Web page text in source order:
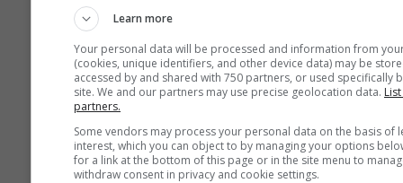
Learn more
Your personal data will be processed and information from
(cookies, unique identifiers, and other device data) may be
accessed by and shared with 750 partners, or used specifically
site. We and our partners may use precise geolocation data.
partners.
Some vendors may process your personal data on the basis of
interest, which you can object to by managing your options
for a link at the bottom of this page or in the site menu to
withdraw consent in privacy and cookie settings.